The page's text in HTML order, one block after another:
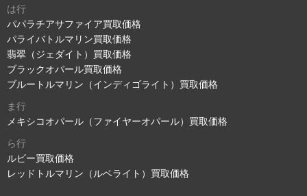
は行
パパラチアサファイア買取価格
パライバトルマリン買取価格
翡翠（ジェダイト）買取価格
ブラックオパール買取価格
ブルートルマリン（インディゴライト）買取価格
ま行
メキシコオパール（ファイヤーオパール）買取価格
ら行
ルビー買取価格
レッドトルマリン（ルベライト）買取価格